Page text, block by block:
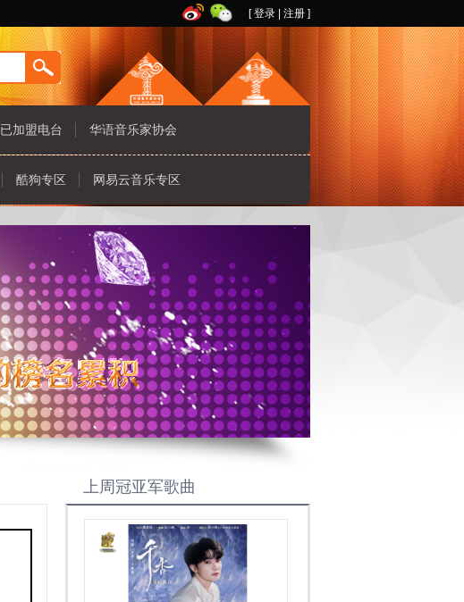
[登录 注册 ]
已加盟电台 华语音乐家协会
酷狗专区 网易云音乐专区
上周冠亚军歌曲